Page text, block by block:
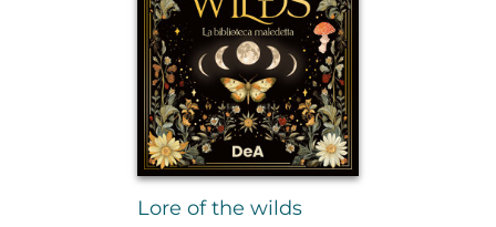
Lore of the wilds